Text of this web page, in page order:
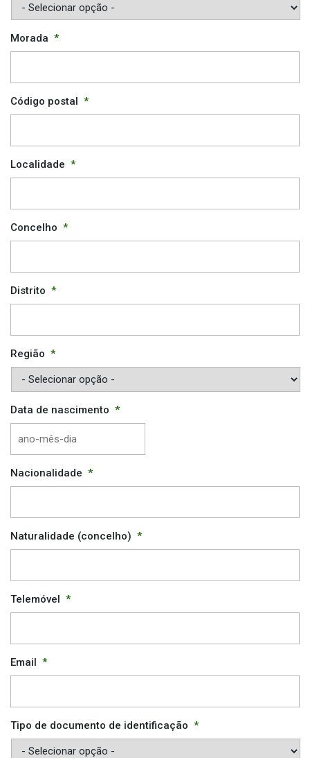
Morada *
Código postal *
Localidade *
Concelho *
Distrito *
Região *
Data de nascimento *
traço
MM
DD
Nacionalidade *
Naturalidade (concelho) *
Telemóvel *
Email *
Tipo de documento de identificação *